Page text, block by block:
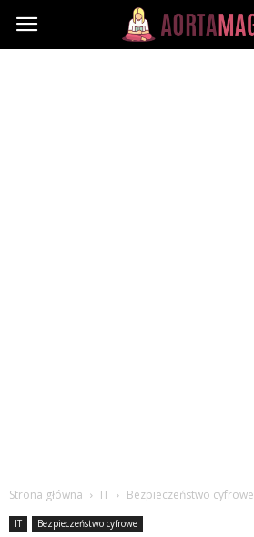
Aortamag.pl
Strona główna IT Bezpieczeństwo cyfrowe
IT Bezpieczeństwo cyfrowe